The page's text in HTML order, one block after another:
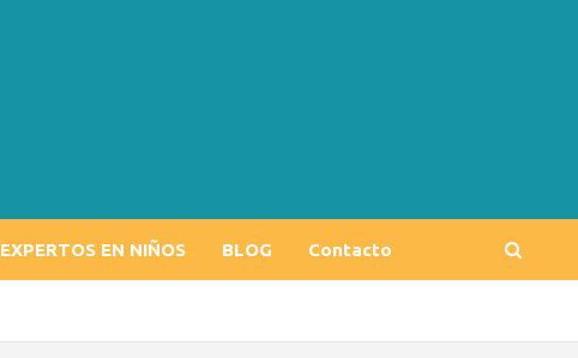
EXPERTOS EN NIÑOS BLOG Contacto